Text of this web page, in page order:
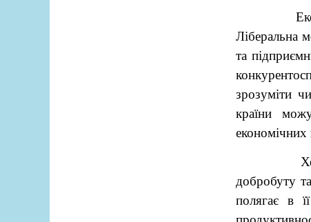
Ліберальна
та
зрозуміти
країни
економічних
добробуту
полягає в